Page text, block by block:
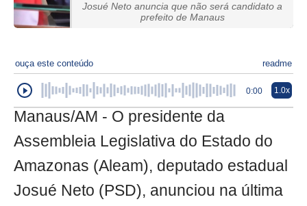
Josué Neto anuncia que não será candidato a
prefeito de Manaus
ouça este conteúdo readme
0:00 1.0x
Manaus/AM - O presidente da
Assembleia Legislativa do Estado do
Amazonas (Aleam), deputado estadual
Josué Neto (PSD), anunciou na última